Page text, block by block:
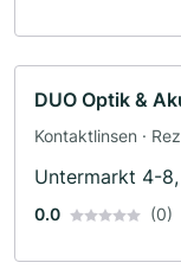
DUO Optik &
Kontaktlinsen ·
Untermarkt 4-
0.0 (0)